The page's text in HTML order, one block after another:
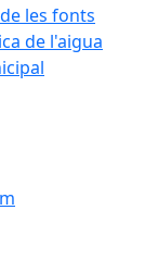
les fonts
de l'aigua